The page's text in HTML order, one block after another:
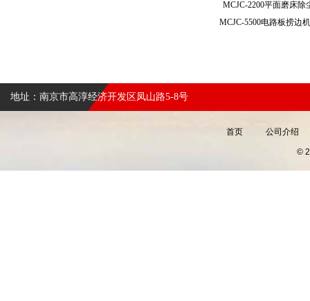
MCJC-2200平面磨床
地址：南京市高淳经济开发区凤山路5-8号
首页 公司介绍
©